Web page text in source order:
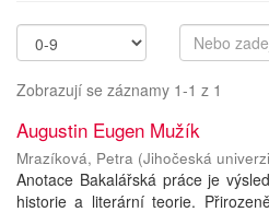
Zobrazují se záznamy 1-1 z 1
Augustin Eugen Mužík
Mrazíková, Petra (Jihočeská
Anotace Bakalářská práce je
historie a literární teorie.